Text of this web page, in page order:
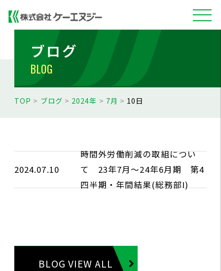
ブログ
BLOG
TOP > ブログ > 2024年 > 7月 > 10日
2024.07.10
時間外労働削減の取組につい
て 23年7月～24年6月期 第4
四半期・年間結果(総務部I)
BLOG VIEW ALL